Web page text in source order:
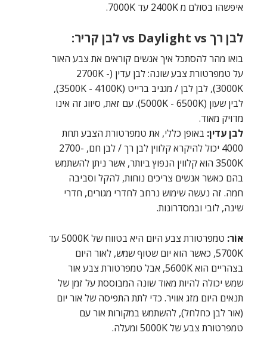
איפשהו בסולם מ 2400K עד 7000K.
לבן רך vs Daylight vs לבן קריר:
בואו מהר להסתכל איך אנשים קוראים את צבע האור
על טמפרטורת צבע שונה: לבן עדין (2700K -
3000K), לבן לבן / מגניב ברייט (3500K - 4100K),
לבין שעון (5000K - 6500K). עם זאת, סיווג זה אינו
מדויק מאוד.
לבן עדין: באופן כללי, את טמפרטורת הצבע תחת
4000 יכול להיקרא קלווין לבן רך / לבן חם, 2700-
3500K הוא קלווין הנפוץ ביותר, אשר ניתן להשתמש
בהם כאשר אנשים צריכים נוחות, להקל וסביבה
חמה. זה נעשה שימוש נרחב לחדרי מגורים, חדרי
שינה, לובי ובמסדרונות.
אוֹר:
טמפרטורת צבע היום היא בטווח של 5000K עד
5700K, כאשר הוא יום שטוף שמש, לאור היום
בצהריים הוא 5600K, אבל טמפרטורת צבע אור
שמש יכולה להיות מאוד שונה המבוססת על זמן של
תנאים היום מזג אוויר. כדי לתת התפיסה של אור יום
(אור לבן כחלחל), להשתמש במקורות אור עם
טמפרטורת צבע של 5000K ומעלה.